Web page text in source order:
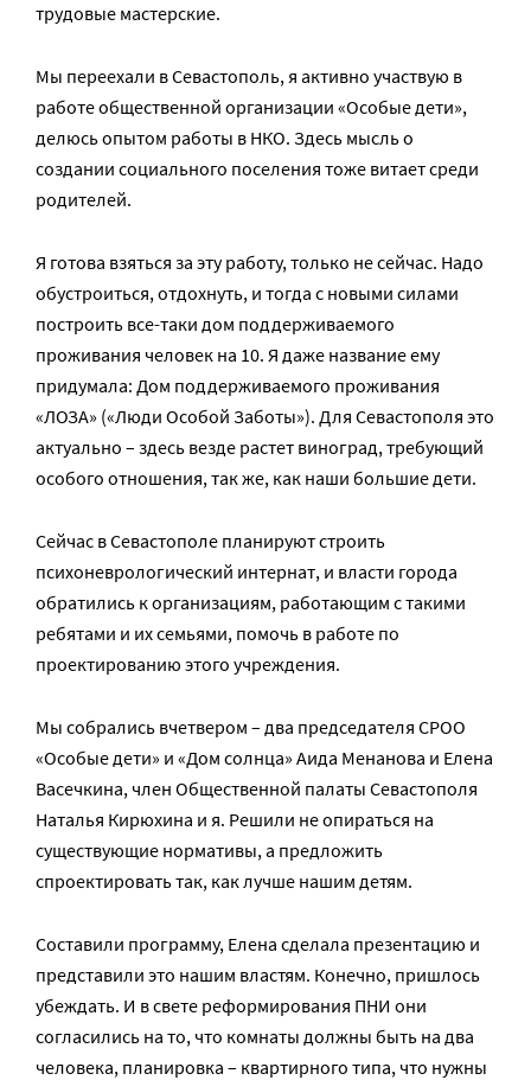
трудовые мастерские.
Мы переехали в Севастополь, я активно участвую в
работе общественной организации «Особые дети»,
делюсь опытом работы в НКО. Здесь мысль о
создании социального поселения тоже витает среди
родителей.
Я готова взяться за эту работу, только не сейчас. Надо
обустроиться, отдохнуть, и тогда с новыми силами
построить все-таки дом поддерживаемого
проживания человек на 10. Я даже название ему
придумала: Дом поддерживаемого проживания
«ЛОЗА» («Люди Особой Заботы»). Для Севастополя это
актуально – здесь везде растет виноград, требующий
особого отношения, так же, как наши большие дети.
Сейчас в Севастополе планируют строить
психоневрологический интернат, и власти города
обратились к организациям, работающим с такими
ребятами и их семьями, помочь в работе по
проектированию этого учреждения.
Мы собрались вчетвером – два председателя СРОО
«Особые дети» и «Дом солнца» Аида Менанова и Елена
Васечкина, член Общественной палаты Севастополя
Наталья Кирюхина и я. Решили не опираться на
существующие нормативы, а предложить
спроектировать так, как лучше нашим детям.
Составили программу, Елена сделала презентацию и
представили это нашим властям. Конечно, пришлось
убеждать. И в свете реформирования ПНИ они
согласились на то, что комнаты должны быть на два
человека, планировка – квартирного типа, что нужны